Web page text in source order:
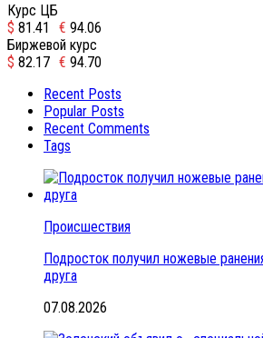
Курс ЦБ
$ 81.41 € 94.06
Биржевой курс
$ 82.17 € 94.70
Recent Posts
Popular Posts
Recent Comments
Tags
Происшествия
Подросток получил ножевые
друга
07.08.2026